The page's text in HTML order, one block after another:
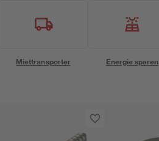
Miettransporter Energie sparen